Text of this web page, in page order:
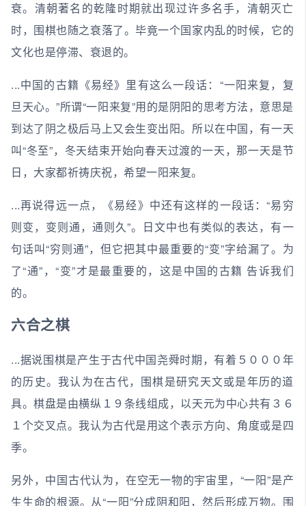
衰。清朝著名的乾隆时期就出现过许多名手，清朝灭亡
时，围棋也随之衰落了。毕竟一个国家内乱的时候，它的
文化也是停滞、衰退的。
...中国的古籍《易经》里有这么一段话：“一阳来复，复
旦天心。”所谓“一阳来复”用的是阴阳的思考方法，意思是
到达了阴之极后马上又会生变出阳。所以在中国，有一天
叫“冬至”，冬天结束开始向春天过渡的一天，那一天是节
日，大家都祈祷庆祝，希望一阳来复。
...再说得远一点，《易经》中还有这样的一段话：“易穷
则变，变则通，通则久”。日文中也有类似的表达，有一
句话叫“穷则通”，但它把其中最重要的“变”字给漏了。为
了“通”，“变”才是最重要的，这是中国的古籍 告诉我们
的。
六合之棋
...据说围棋是产生于古代中国尧舜时期，有着５０００年
的历史。我认为在古代，围棋是研究天文或是年历的道
具。棋盘是由横纵１９条线组成，以天元为中心共有３６
１个交叉点。我认为古代是用这个表示方向、角度或是四
季。
另外，中国古代认为，在空无一物的宇宙里，“一阳”是产
生生命的根源。从“一阳”分成阴和阳，然后形成万物。围